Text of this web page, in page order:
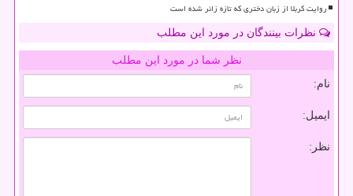
روایت کربلا از زبان دختری که تازه زائر شده است
نظرات بینندگان در مورد این مطلب
نظر شما در مورد این مطلب
نام:
ایمیل:
نظر: